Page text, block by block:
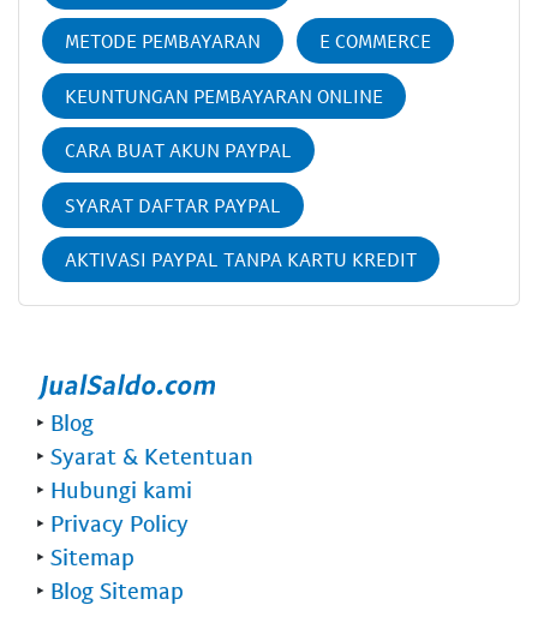
METODE PEMBAYARAN E COMMERCE
KEUNTUNGAN PEMBAYARAN ONLINE
CARA BUAT AKUN PAYPAL
SYARAT DAFTAR PAYPAL
AKTIVASI PAYPAL TANPA KARTU KREDIT
‣ Blog
‣ Syarat & Ketentuan
‣ Hubungi kami
‣ Privacy Policy
‣ Sitemap
‣ Blog Sitemap